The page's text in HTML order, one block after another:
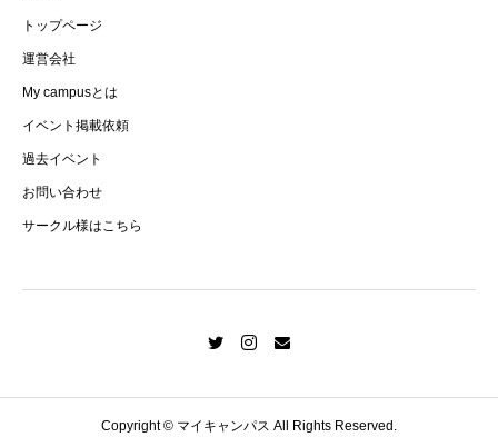
トップページ
運営会社
My campusとは
イベント掲載依頼
過去イベント
お問い合わせ
サークル様はこちら
Copyright © マイキャンパス All Rights Reserved.